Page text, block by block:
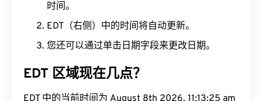
时间。
EDT（右侧）中的时间将自动更新。
您还可以通过单击日期字段来更改日期。
EDT 区域现在几点？
EDT 中的当前时间为 August 8th 2026, 11:13:26 am